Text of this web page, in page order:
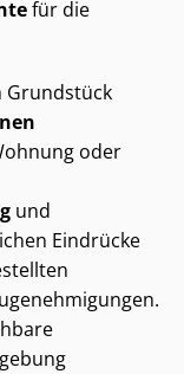
für die
Grundstück
oder
und
Eindrücke